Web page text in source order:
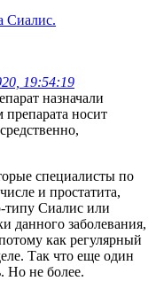
Сиалис.
19:54:19
назначали
носит
специалисты по
и простатита,
типу Сиалис или
данного заболевания,
как регулярный
Так что еще один
Но не более.